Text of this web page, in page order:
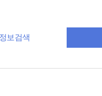
보검색